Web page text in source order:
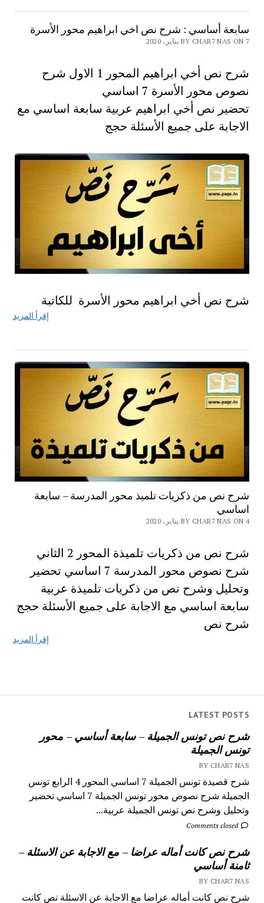
LATEST POSTS
شرح نص تونس الجميلة – سابعة أساسي – محور
تونس الجميلة
BY CHAR7 NAS
شرح قصيدة تونس الجميلة 7 اساسي المحور 4 الرابع تونس
الجميلة شرح نصوص محور تونس الجميلة 7 اساسي تحضير
وتحليل وشرح نص تونس الجميلة عربية...
Comments closed
شرح نص كانت أماله عراضا – مع الاجابة عن الاسئلة –
ثامنة أساسي
BY CHAR7 NAS
شرح نص كانت أماله عراضا مع الاجابة عن الاسئلة نص كانت
سابعة أساسي : شرح نص اخي ابراهيم محور الأسرة
BY CHAR7 NAS ON 7 يناير، 2020
شرح نص أخي ابراهيم المحور 1 الاول شرح
نصوص محور الأسرة 7 اساسي
تحضير نص أخي ابراهيم عربية سابعة اساسي مع
الاجابة على جميع الأسئلة حجج
شرح نص أخي ابراهيم محور الأسرة للكاتبة
إقرأ المزيد
شرح نص من ذكريات تلميذ محور المدرسة – سابعة
اساسي
BY CHAR7 NAS ON 4 يناير، 2020
شرح نص من ذكريات تلميذة المحور 2 الثاني
شرح نصوص محور المدرسة 7 اساسي تحضير
وتحليل وشرح نص من ذكريات تلميذة عربية
سابعة اساسي مع الاجابة على جميع الأسئلة حجج
شرح نص
إقرأ المزيد